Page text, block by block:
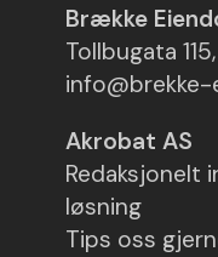
Brække
Tollbugata
Akrobat AS
Redaksjonelt
løsning
Tips oss